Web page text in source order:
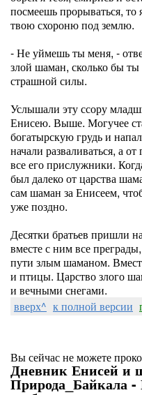
посмеешь прорываться, то
твою схороню под землю.
- Не уймешь ты меня, -
злой шаман, сколько бы ты
страшной силы.
Услышали эту ссору
Енисею. Выше. Могучее
богатырскую грудь и
начали разваливаться, а
все его прислужники.
был далеко от царства
сам шаман за Енисеем,
уже поздно.
Десятки братьев пришли
вместе с ним все
пути злым шаманом.
и птицы. Царство злого
и вечными снегами.
вверх^ к полной версии
Вы сейчас не можете
Дневник Енисей и
Природа_Байкала -